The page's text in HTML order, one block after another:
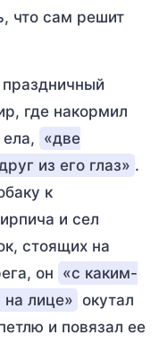
что сам решит
где накормил
«две
из его глаз» .
к
и сел
стоящих на
он «с каким-
лице» окутал
и повязал ее